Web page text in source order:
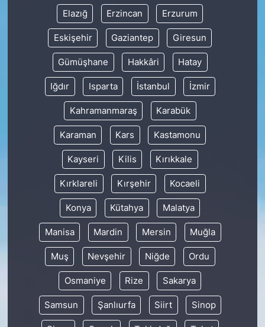
Elazığ Erzincan Erzurum
Eskişehir Gaziantep Giresun
Gümüşhane Hakkâri Hatay
Iğdır Isparta İstanbul İzmir
Kahramanmaraş Karabük
Karaman Kars Kastamonu
Kayseri Kilis Kırıkkale
Kırklareli Kırşehir Kocaeli
Konya Kütahya Malatya
Manisa Mardin Mersin Muğla
Muş Nevşehir Niğde Ordu
Osmaniye Rize Sakarya
Samsun Şanlıurfa Siirt Sinop